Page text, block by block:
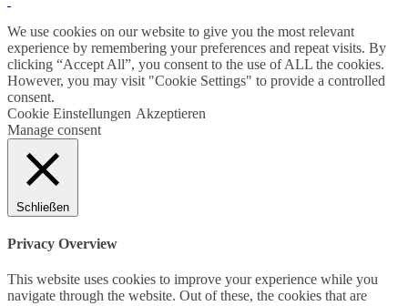
We use cookies on our website to give you the most relevant
experience by remembering your preferences and repeat visits. By
clicking “Accept All”, you consent to the use of ALL the cookies.
However, you may visit "Cookie Settings" to provide a controlled
consent.
Cookie Einstellungen Akzeptieren
Manage consent
Schließen
Privacy Overview
This website uses cookies to improve your experience while you
navigate through the website. Out of these, the cookies that are